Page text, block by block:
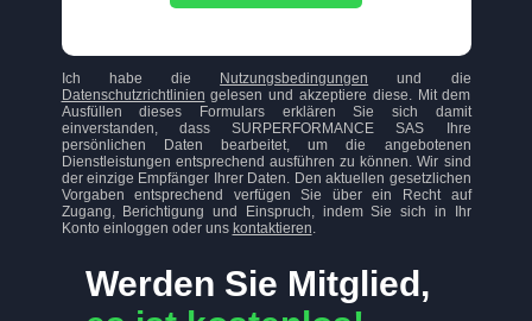
Werden Sie Mitglied,
Ich habe die Nutzungsbedingungen und die
Datenschutzrichtlinien gelesen und akzeptiere diese. Mit dem
Ausfüllen dieses Formulars erklären Sie sich damit
einverstanden, dass SURPERFORMANCE SAS Ihre
persönlichen Daten bearbeitet, um die angebotenen
Dienstleistungen entsprechend ausführen zu können. Wir sind
der einzige Empfänger Ihrer Daten. Den aktuellen gesetzlichen
Vorgaben entsprechend verfügen Sie über ein Recht auf
Zugang, Berichtigung und Einspruch, indem Sie sich in Ihr
Konto einloggen oder uns kontaktieren.